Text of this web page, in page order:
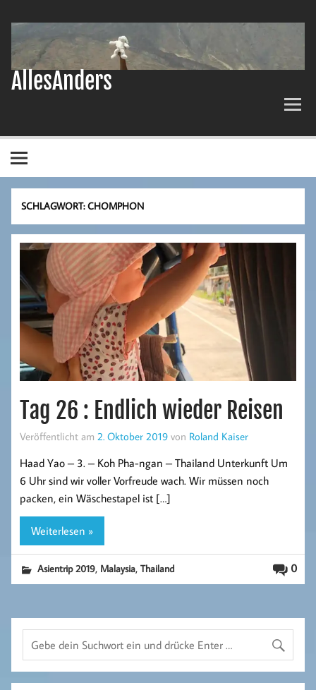
springen
AllesAnders
SCHLAGWORT:CHOMPHON
Tag 26 : Endlich wieder Reisen
Veröffentlicht am 2. Oktober 2019 von Roland Kaiser
Haad Yao – 3. – Koh Pha-ngan – Thailand Unterkunft Um
6 Uhr sind wir voller Vorfreude wach. Wir müssen noch
packen, ein Wäschestapel ist […]
Weiterlesen »
0
Asientrip 2019, Malaysia,Thailand